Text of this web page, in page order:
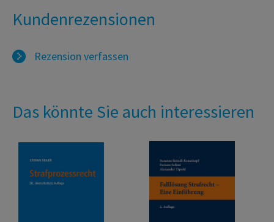
Kundenrezensionen
Rezension verfassen
Das könnte Sie auch interessieren